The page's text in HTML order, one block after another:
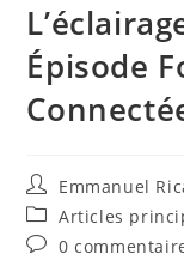
Épisode
Auteur/autrice
de
la
publication :
Emmanuel
Post
category:
Articles
Commentaires
0